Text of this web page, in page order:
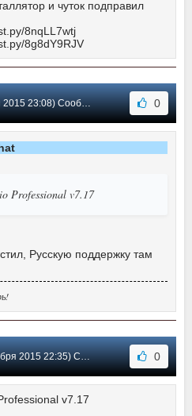
и чуток подправил
8nqLL7wtj
8g8dY9RJV
23:08) Сообщение #9 0
Professional v7.17
Русскую поддержку там
22:35) Сообщение #8 0
v7.17